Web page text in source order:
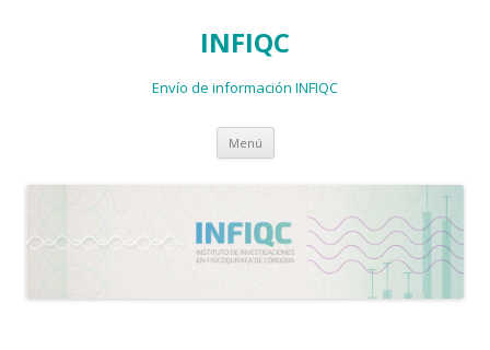
INFIQC
Envío de información INFIQC
Menú Saltar
contenido